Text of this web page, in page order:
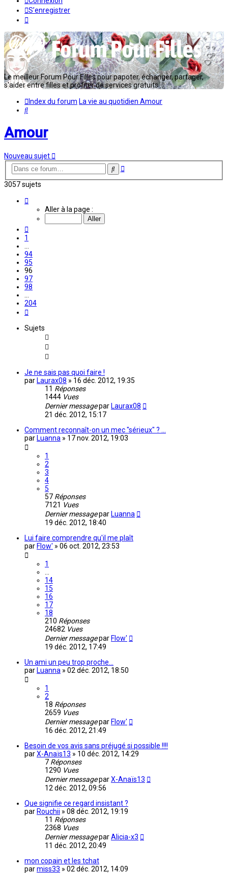
S’enregistrer
Le meilleur Forum Pour Filles pour papoter, échanger, partager,
s'aider entre filles et profiter de services gratuits...
Index du forum La vie au quotidien Amour
Rechercher
Amour
Nouveau sujet
Rechercher
Recherche
3057 sujets
Aller à la page :
1
94
95
96
97
98
204
Sujets
Je ne sais pas quoi faire !
par Laurax08 » 16 déc. 2012, 19:35
11 Réponses
1444 Vues
Dernier messagepar Laurax08
21 déc. 2012, 15:17
Comment reconnaît-on un mec "sérieux" ? ...
par Luanna » 17 nov. 2012, 19:03
1
2
3
4
5
57 Réponses
7121 Vues
Dernier messagepar Luanna
19 déc. 2012, 18:40
Lui faire comprendre qu'il me plaît
par Flow' » 06 oct. 2012, 23:53
1
14
15
16
17
18
210 Réponses
24682 Vues
Dernier messagepar Flow'
19 déc. 2012, 17:49
Un ami un peu trop proche...
par Luanna » 02 déc. 2012, 18:50
1
2
18 Réponses
2659 Vues
Dernier messagepar Flow'
16 déc. 2012, 21:49
Besoin de vos avis sans préjugé si possible !!!!
parX-Anaïs13 » 10 déc. 2012, 14:29
7 Réponses
1290 Vues
Dernier messageparX-Anaïs13
12 déc. 2012, 09:56
Que signifie ce regard insistant ?
par Rouchii » 08 déc. 2012, 19:19
11 Réponses
2368 Vues
Dernier messageparAlicia-x3
11 déc. 2012, 20:49
mon copain et les tchat
parmiss33 » 02 déc. 2012, 14:09